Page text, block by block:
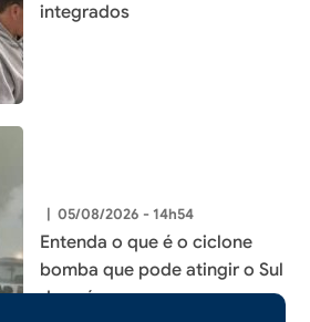
integrados
| 05/08/2026 - 14h54
Entenda o que é o ciclone
bomba que pode atingir o Sul
do país